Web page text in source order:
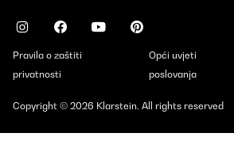
Pravila o zaštiti
privatnosti
Opći uvjeti
poslovanja
Copyright © 2026 Klarstein. All rights reserved